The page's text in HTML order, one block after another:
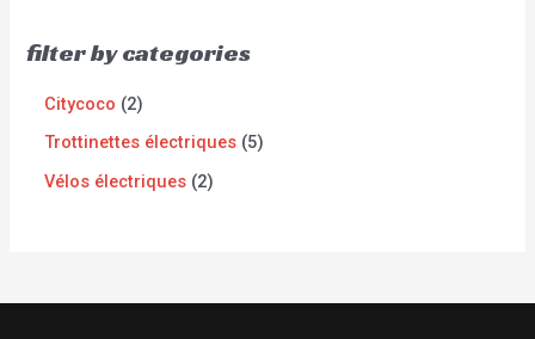
filter by categories
Citycoco
2
Trottinettes électriques 5
Vélos électriques 2